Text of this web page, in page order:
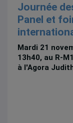
Journée
Panel et
Mardi 21
13h40, au R-
à l'Agora